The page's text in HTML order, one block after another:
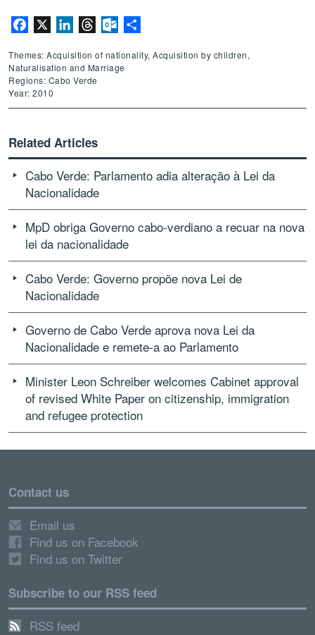
Facebook LinkedInThreadsOutlook.com
Themes: Acquisition of nationality, Acquisition by children,
Naturalisation and Marriage
Regions: Cabo Verde
Year: 2010
Related Articles
Cabo Verde: Parlamento adia alteração à Lei da
Nacionalidade
MpD obriga Governo cabo-verdiano a recuar na nova
lei da nacionalidade
Cabo Verde: Governo propõe nova Lei de
Nacionalidade
Governo de Cabo Verde aprova nova Lei da
Nacionalidade e remete-a ao Parlamento
Minister Leon Schreiber welcomes Cabinet approval
of revised White Paper on citizenship, immigration
and refugee protection
Contact us
Email us
Find us on Facebook
Find us on Twitter
Subscribe to our RSS feed
RSS feed